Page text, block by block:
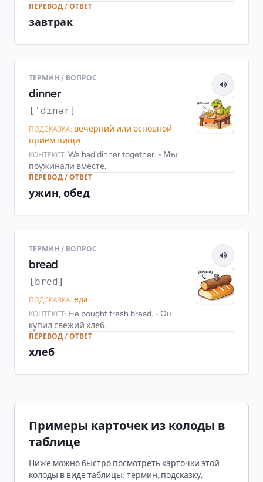
ПЕРЕВОД / ОТВЕТ
завтрак
ТЕРМИН / ВОПРОС
dinner
[ˈdɪnər]
ПОДСКАЗКА: вечерний или основной
приём пищи
КОНТЕКСТ: We had dinner together. - Мы
поужинали вместе.
ПЕРЕВОД / ОТВЕТ
ужин, обед
ТЕРМИН / ВОПРОС
bread
[bred]
ПОДСКАЗКА: еда
КОНТЕКСТ: He bought fresh bread. - Он
купил свежий хлеб.
ПЕРЕВОД / ОТВЕТ
хлеб
Примеры карточек из колоды в
таблице
Ниже можно быстро посмотреть карточки этой
колоды в виде таблицы: термин, подсказку,